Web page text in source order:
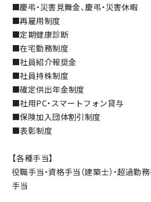
■慶弔・災害見舞金、慶弔・災害休暇
■再雇用制度
■定期健康診断
■在宅勤務制度
■社員紹介報奨金
■社員持株制度
■確定供出年金制度
■社用PC・スマートフォン貸与
■保険加入団体割引制度
■表彰制度
【各種手当】
役職手当・資格手当（建築士）・超過勤
手当